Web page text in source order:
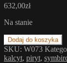
632,00zł
Na stanie
Dodaj do koszyka
SKU: W073
kalcyt, piryt,